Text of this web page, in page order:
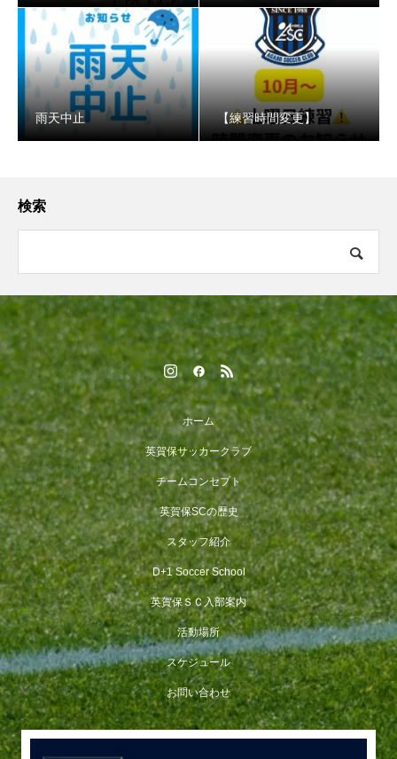
️雨天中止 【練習時間変更】
検索
ホーム
英賀保サッカークラブ
チームコンセプト
英賀保SCの歴史
スタッフ紹介
D+1 Soccer School
英賀保ＳＣ入部案内
活動場所
スケジュール
お問い合わせ